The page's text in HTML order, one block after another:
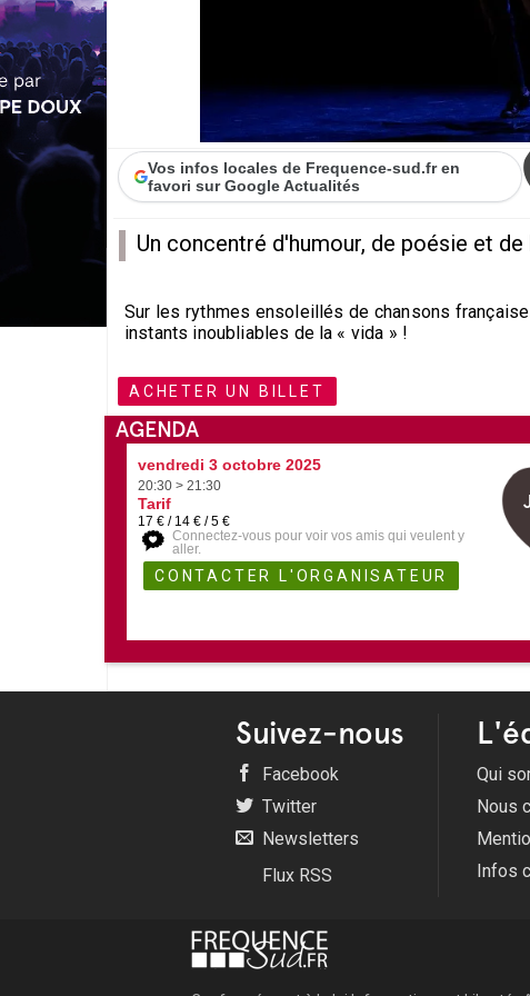
Vos infos locales de Frequence-sud.fr en
favori sur Google Actualités
Un concentré d'humour, de poésie et
Sur les rythmes ensoleillés de chansons
instants inoubliables de la « vida » !
ACHETER UN BILLET
AGENDA
vendredi 3 octobre 2025
20:30 > 21:30
Tarif
17 € / 14 € / 5 €
Connectez-vous pour voir vos amis qui veulent y
aller.
Suivez-nous
Facebook
Twitter
Newsletters
Flux RSS
Qui
Nous
Infos